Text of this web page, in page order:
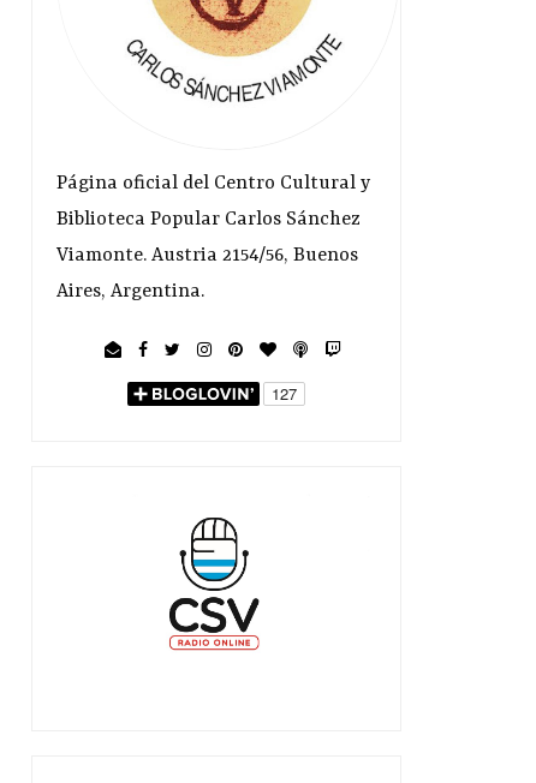
Página oficial del Centro Cultural y
Biblioteca Popular Carlos Sánchez
Viamonte. Austria 2154/56, Buenos
Aires, Argentina.